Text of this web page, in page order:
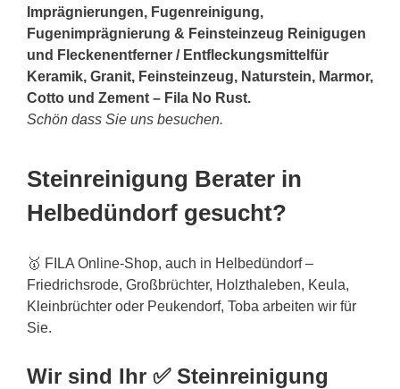
Imprägnierungen, Fugenreinigung,
Fugenimprägnierung & Feinsteinzeug Reinigugen
und Fleckenentferner / Entfleckungsmittelfür
Keramik, Granit, Feinsteinzeug, Naturstein, Marmor,
Cotto und Zement – Fila No Rust.
Schön dass Sie uns besuchen.
Steinreinigung Berater in
Helbedündorf gesucht?
🥇 FILA Online-Shop, auch in Helbedündorf –
Friedrichsrode, Großbrüchter, Holzthaleben, Keula,
Kleinbrüchter oder Peukendorf, Toba arbeiten wir für
Sie.
Wir sind Ihr ✅ Steinreinigung